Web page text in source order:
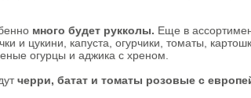
много будет рукколы. Еще в
и цукини, капуста, огурчики, томаты,
огурцы и аджика с хреном.
черри, батат и томаты розовые с